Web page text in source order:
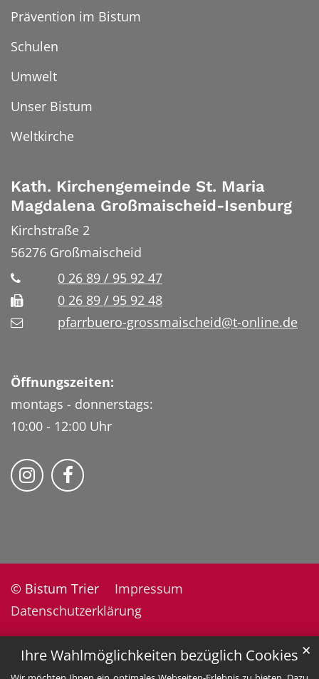
Ihre Wahlmöglichkeiten bezüglich Cookies ✕
Prävention im Bistum
Schulen
Umwelt
Unser Bistum
Weltkirche
Kath. Kirchengemeinde St. Maria
Magdalena Großmaischeid-Isenburg
Kirchstraße 2
56276 Großmaischeid
0 26 89 / 95 92 47
0 26 89 / 95 92 48
pfarrbuero-grossmaischeid@t-online.de
Öffnungszeiten:
montags - donnerstags:
10:00 - 12:00 Uhr
Folge uns auf Instragram
Fogle uns auf Facebook
© Bistum Trier
Impressum
Datenschutzerklärung